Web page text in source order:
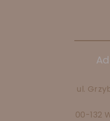
ul.
00-132